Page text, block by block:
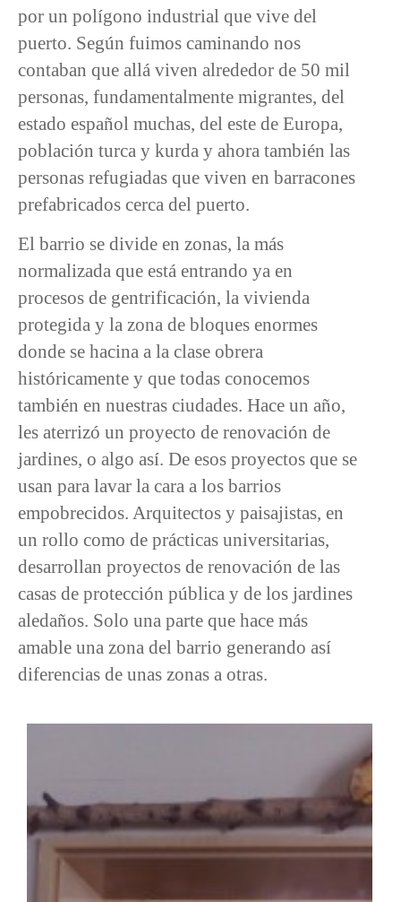
por un polígono industrial que vive del
puerto. Según fuimos caminando nos
contaban que allá viven alrededor de 50 mil
personas, fundamentalmente migrantes, del
estado español muchas, del este de Europa,
población turca y kurda y ahora también las
personas refugiadas que viven en barracones
prefabricados cerca del puerto.
El barrio se divide en zonas, la más
normalizada que está entrando ya en
procesos de gentrificación, la vivienda
protegida y la zona de bloques enormes
donde se hacina a la clase obrera
históricamente y que todas conocemos
también en nuestras ciudades. Hace un año,
les aterrizó un proyecto de renovación de
jardines, o algo así. De esos proyectos que se
usan para lavar la cara a los barrios
empobrecidos. Arquitectos y paisajistas, en
un rollo como de prácticas universitarias,
desarrollan proyectos de renovación de las
casas de protección pública y de los jardines
aledaños. Solo una parte que hace más
amable una zona del barrio generando así
diferencias de unas zonas a otras.